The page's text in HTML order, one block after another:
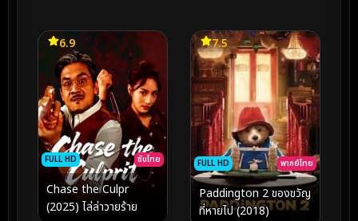
FULL HD ซับไทย
6.9
Chase the Culpr
(2025) ไล่ล่าวายร้าย
FULL HD พากย์ไทย
7.5
Paddington 2 ของขวัญ
ที่หายไป (2018)